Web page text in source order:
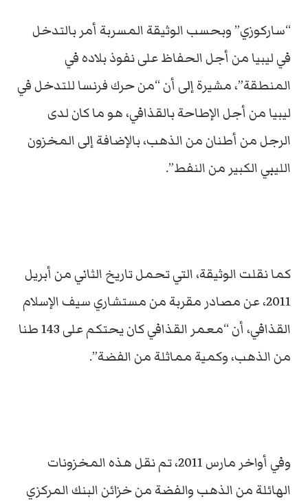
“ساركوزي” وبحسب الوثيقة المسربة أمر بالتدخل
في ليبيا من أجل الحفاظ على نفوذ بلاده في
المنطقة”، مشيرة إلى أن “من حرك فرنسا للتدخل في
ليبيا من أجل الإطاحة بالقذافي، هو ما كان لدى
الرجل من أطنان من الذهب، بالإضافة إلى المخزون
الليبي الكبير من النفط”.
كما نقلت الوثيقة، التي تحمل تاريخ الثاني من أبريل
2011، عن مصادر مقربة من مستشاري سيف الإسلام
القذافي، أن “معمر القذافي كان يحتكم على 143 طنا
من الذهب، وكمية مماثلة من الفضة”.
وفي أواخر مارس 2011، تم نقل هذه المخزونات
الهائلة من الذهب والفضة من خزائن البنك المركزي